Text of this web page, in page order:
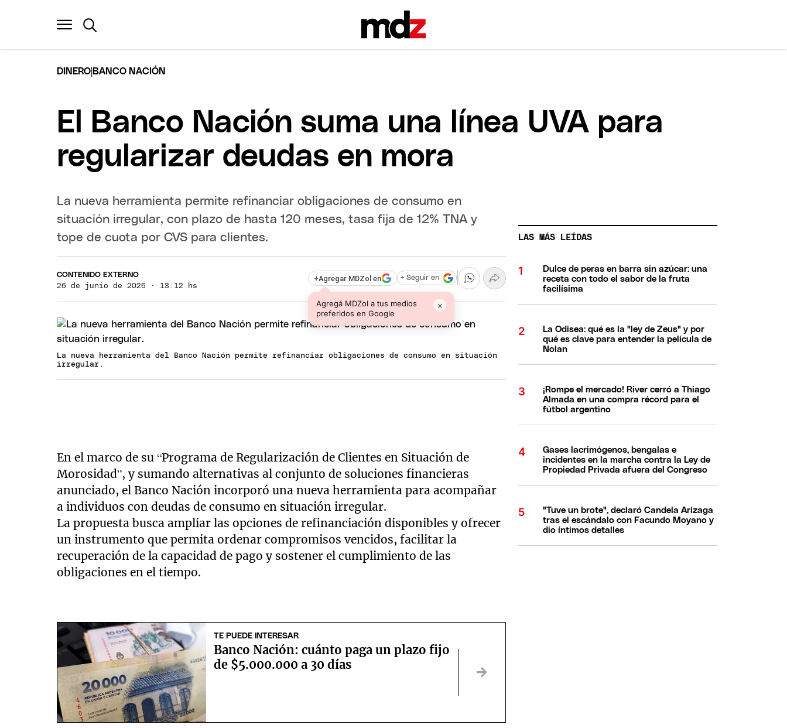
DINERO BANCO NACIÓN
El Banco Nación suma una línea UVA para
regularizar deudas en mora
La nueva herramienta permite refinanciar obligaciones de consumo en
situación irregular, con plazo de hasta 120 meses, tasa fija de 12% TNA y
tope de cuota por CVS para clientes.
CONTENIDO EXTERNO
26 de junio de 2026 · 13:12 hs
+Agregar MDZol en
Agregá MDZol a tus medios
preferidos en Google
×
+ Seguir en
La nueva herramienta del Banco Nación permite refinanciar obligaciones de consumo en situación
irregular.
En el marco de su “Programa de Regularización de Clientes en Situación de
Morosidad”, y sumando alternativas al conjunto de soluciones financieras
anunciado, el Banco Nación incorporó una nueva herramienta para acompañar
a individuos con deudas de consumo en situación irregular.
La propuesta busca ampliar las opciones de refinanciación disponibles y ofrecer
un instrumento que permita ordenar compromisos vencidos, facilitar la
recuperación de la capacidad de pago y sostener el cumplimiento de las
obligaciones en el tiempo.
TE PUEDE INTERESAR
Banco Nación: cuánto paga un plazo fijo
de $5.000.000 a 30 días
LAS MÁS LEÍDAS
Dulce de peras en barra sin azúcar: una
receta con todo el sabor de la fruta
facilísima
La Odisea: qué es la "ley de Zeus" y por
qué es clave para entender la película de
Nolan
¡Rompe el mercado! River cerró a Thiago
Almada en una compra récord para el
fútbol argentino
Gases lacrimógenos, bengalas e
incidentes en la marcha contra la Ley de
Propiedad Privada afuera del Congreso
"Tuve un brote", declaró Candela Arizaga
tras el escándalo con Facundo Moyano y
dio íntimos detalles